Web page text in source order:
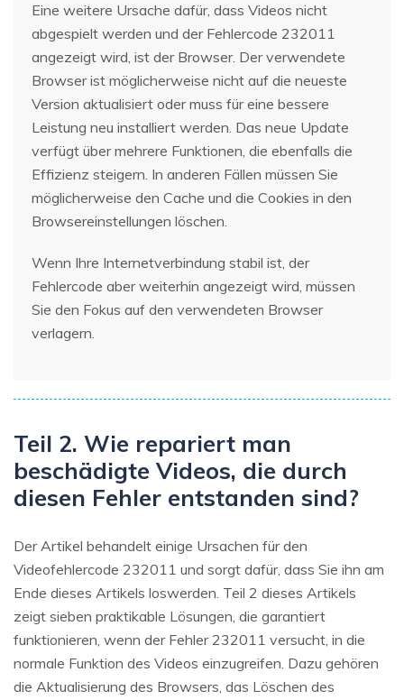
Eine weitere Ursache dafür, dass Videos nicht
abgespielt werden und der Fehlercode 232011
angezeigt wird, ist der Browser. Der verwendete
Browser ist möglicherweise nicht auf die neueste
Version aktualisiert oder muss für eine bessere
Leistung neu installiert werden. Das neue Update
verfügt über mehrere Funktionen, die ebenfalls die
Effizienz steigern. In anderen Fällen müssen Sie
möglicherweise den Cache und die Cookies in den
Browsereinstellungen löschen.
Wenn Ihre Internetverbindung stabil ist, der
Fehlercode aber weiterhin angezeigt wird, müssen
Sie den Fokus auf den verwendeten Browser
verlagern.
Teil 2. Wie repariert man
beschädigte Videos, die durch
diesen Fehler entstanden sind?
Der Artikel behandelt einige Ursachen für den
Videofehlercode 232011 und sorgt dafür, dass Sie ihn am
Ende dieses Artikels loswerden. Teil 2 dieses Artikels
zeigt sieben praktikable Lösungen, die garantiert
funktionieren, wenn der Fehler 232011 versucht, in die
normale Funktion des Videos einzugreifen. Dazu gehören
die Aktualisierung des Browsers, das Löschen des